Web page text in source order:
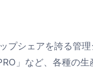
シェアを誇る管
」など、各種の生